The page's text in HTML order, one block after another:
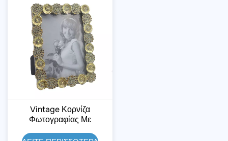
Vintage Κορνίζα
Φωτογραφίας Με